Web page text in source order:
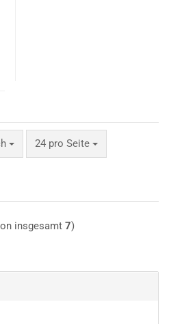
24 pro Seite
pro Seite
insgesamt 7)